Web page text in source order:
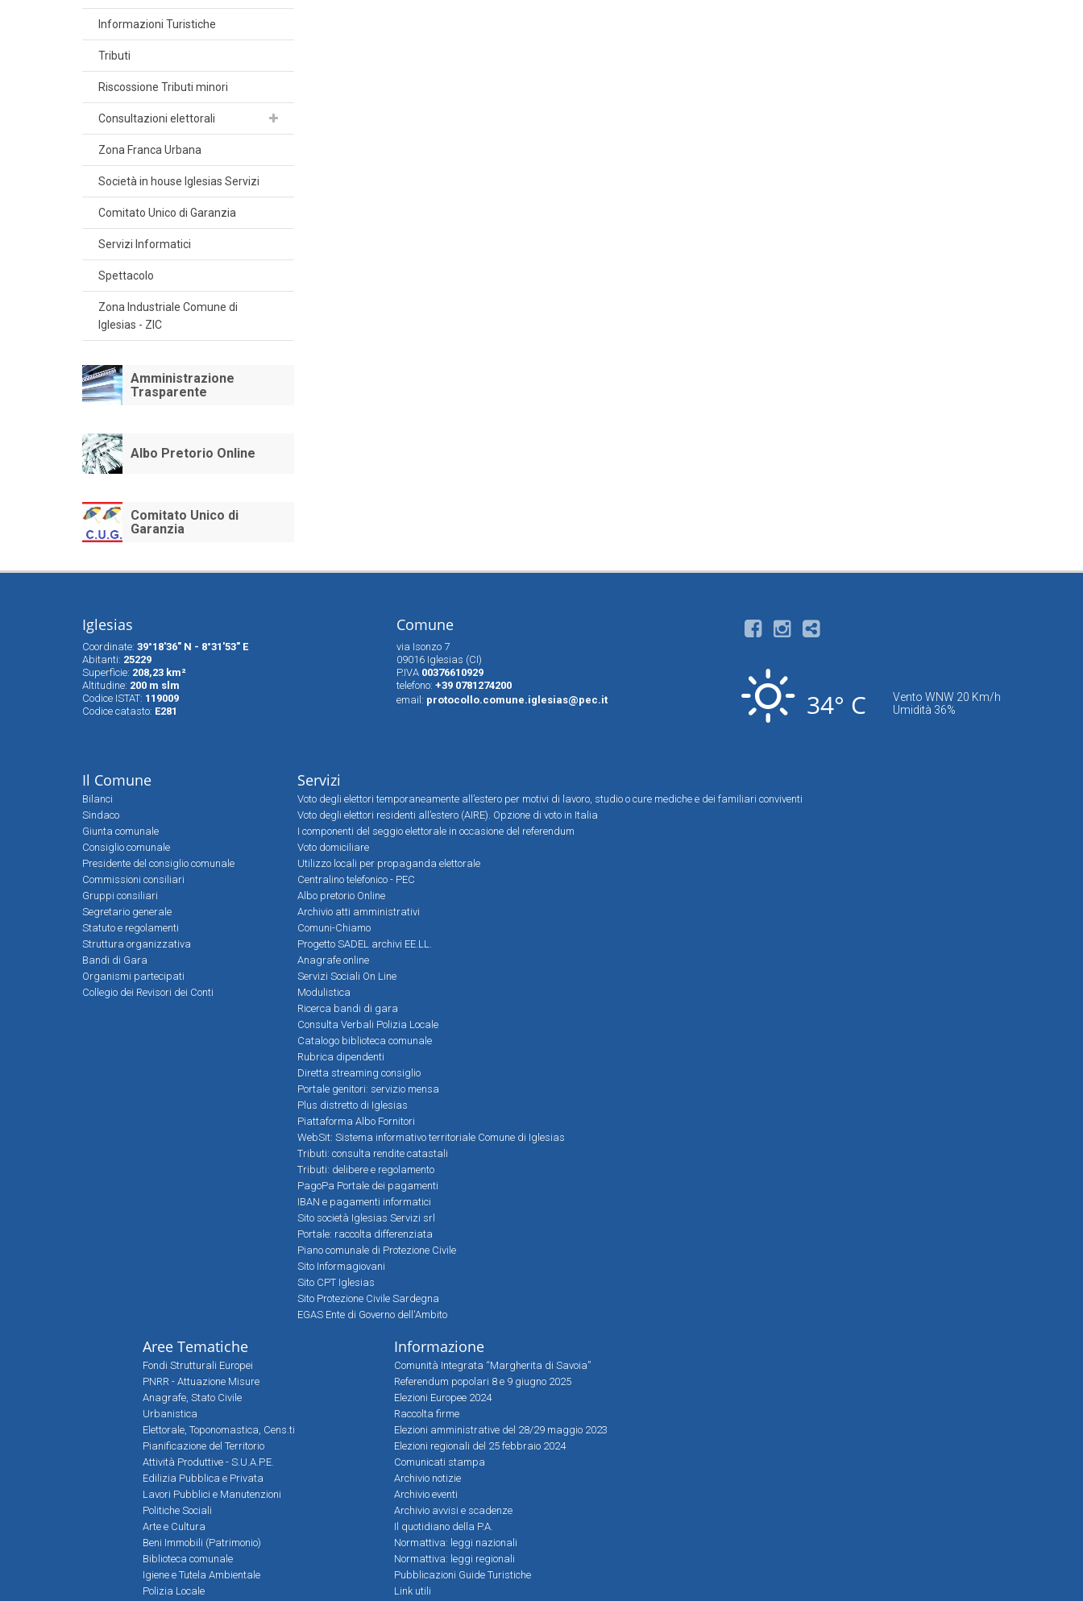
Informazioni Turistiche
Tributi
Riscossione Tributi minori
Consultazioni elettorali
Zona Franca Urbana
Società in house Iglesias Servizi
Comitato Unico di Garanzia
Servizi Informatici
Spettacolo
Zona Industriale Comune di
Iglesias - ZIC
Amministrazione
Trasparente
Albo Pretorio Online
Comitato Unico di
Garanzia
Iglesias
Coordinate: 39°18'36" N - 8°31'53" E
Abitanti: 25229
Superfìcie: 208,23 km²
Altitudine: 200 m slm
Codice ISTAT: 119009
Codice catasto: E281
Comune
via Isonzo 7
09016 Iglesias (CI)
P.IVA 00376610929
telefono: +39 0781274200
email: protocollo.comune.iglesias@pec.it 34° C
Vento WNW 20 Km/h
Umidità 36%
Il Comune
Bilanci
Sindaco
Giunta comunale
Consiglio comunale
Presidente del consiglio comunale
Commissioni consiliari
Gruppi consiliari
Segretario generale
Statuto e regolamenti
Struttura organizzativa
Bandi di Gara
Organismi partecipati
Collegio dei Revisori dei Conti
Servizi
Voto degli elettori temporaneamente all’estero per motivi di lavoro, studio o cure mediche e dei familiari conviventi
Voto degli elettori residenti all’estero (AIRE). Opzione di voto in Italia
I componenti del seggio elettorale in occasione del referendum
Voto domiciliare
Utilizzo locali per propaganda elettorale
Centralino telefonico - PEC
Albo pretorio Online
Archivio atti amministrativi
Comuni-Chiamo
Progetto SADEL archivi EE.LL.
Anagrafe online
Servizi Sociali On Line
Modulistica
Ricerca bandi di gara
Consulta Verbali Polizia Locale
Catalogo biblioteca comunale
Rubrica dipendenti
Diretta streaming consiglio
Portale genitori: servizio mensa
Plus distretto di Iglesias
Piattaforma Albo Fornitori
WebSit: Sistema informativo territoriale Comune di Iglesias
Tributi: consulta rendite catastali
Tributi: delibere e regolamento
PagoPa Portale dei pagamenti
IBAN e pagamenti informatici
Sito società Iglesias Servizi srl
Portale: raccolta differenziata
Piano comunale di Protezione Civile
Sito Informagiovani
Sito CPT Iglesias
Sito Protezione Civile Sardegna
EGAS Ente di Governo dell'Ambito
Aree Tematiche
Fondi Strutturali Europei
PNRR - Attuazione Misure
Anagrafe, Stato Civile
Urbanistica
Elettorale, Toponomastica, Cens.ti
Pianificazione del Territorio
Attività Produttive - S.U.A.P.E.
Edilizia Pubblica e Privata
Lavori Pubblici e Manutenzioni
Politiche Sociali
Arte e Cultura
Beni Immobili (Patrimonio)
Biblioteca comunale
Igiene e Tutela Ambientale
Polizia Locale
Informazione
Comunità Integrata “Margherita di Savoia”
Referendum popolari 8 e 9 giugno 2025
Elezioni Europee 2024
Raccolta firme
Elezioni amministrative del 28/29 maggio 2023
Elezioni regionali del 25 febbraio 2024
Comunicati stampa
Archivio notizie
Archivio eventi
Archivio avvisi e scadenze
Il quotidiano della P.A.
Normattiva: leggi nazionali
Normattiva: leggi regionali
Pubblicazioni Guide Turistiche
Link utili